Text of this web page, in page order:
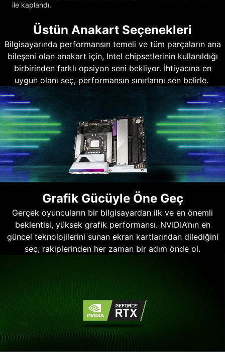
ile kaplandı.
Üstün Anakart Seçenekleri
Bilgisayarında performansın temeli ve tüm parçaların ana
bileşeni olan anakart için, Intel chipsetlerinin kullanıldığı
birbirinden farklı opsiyon seni bekliyor. İhtiyacına en
uygun olanı seç, performansın sınırlarını sen belirle.
Grafik Gücüyle Öne Geç
Gerçek oyuncuların bir bilgisayardan ilk ve en önemli
beklentisi, yüksek grafik performansı. NVIDIA’nın en
güncel teknolojilerini sunan ekran kartlarından dilediğini
seç, rakiplerinden her zaman bir adım önde ol.